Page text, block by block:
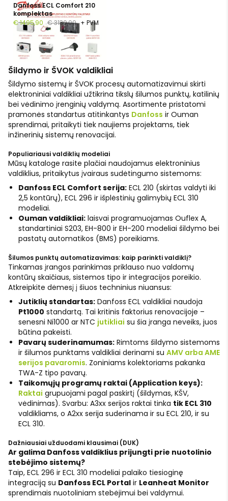
Danfoss ECL Comfort 210
komplektas
€ 1495,90 € 3130,00 + PVM
Šildymo ir ŠVOK valdikliai
Šildymo sistemų ir ŠVOK procesų automatizavimui skirti
elektroniniai valdikliai užtikrina tikslų šilumos punktų, katilinių
bei vėdinimo įrenginių valdymą. Asortimente pristatomi
pramonės standartus atitinkantys Danfoss ir Ouman
sprendimai, pritaikyti tiek naujiems projektams, tiek
inžinerinių sistemų renovacijai.
Populiariausi valdiklių modeliai
Mūsų kataloge rasite plačiai naudojamus elektroninius
valdiklius, pritaikytus įvairaus sudėtingumo sistemoms:
Danfoss ECL Comfort serija: ECL 210 (skirtas valdyti iki
2,5 kontūrų), ECL 296 ir išplėstinių galimybių ECL 310
modeliai.
Ouman valdikliai: laisvai programuojamas Ouflex A,
standartiniai S203, EH-800 ir EH-200 modeliai šildymo bei
pastatų automatikos (BMS) poreikiams.
Šilumos punktų automatizavimas: kaip parinkti valdiklį?
Tinkamas įrangos parinkimas priklauso nuo valdomų
kontūrų skaičiaus, sistemos tipo ir integracijos poreikio.
Atkreipkite dėmesį į šiuos techninius niuansus:
Jutiklių standartas: Danfoss ECL valdikliai naudoja
Pt1000 standartą. Tai kritinis faktorius renovacijoje –
senesni Ni1000 ar NTC jutikliai su šia įranga neveiks, juos
būtina pakeisti.
Pavarų suderinamumas: Rimtoms šildymo sistemoms
ir šilumos punktams valdikliai derinami su AMV arba AME
serijos pavaromis. Zoniniams kolektoriams pakanka
TWA-Z tipo pavarų.
Taikomųjų programų raktai (Application keys):
Raktai grupuojami pagal paskirtį (šildymas, KŠV,
vėdinimas). Svarbu: A3xx serijos raktai tinka tik ECL 310
valdikliams, o A2xx serija suderinama ir su ECL 210, ir su
ECL 310.
Dažniausiai užduodami klausimai (DUK)
Ar galima Danfoss valdiklius prijungti prie nuotolinio
stebėjimo sistemų?
Taip, ECL 296 ir ECL 310 modeliai palaiko tiesioginę
integraciją su Danfoss ECL Portal ir Leanheat Monitor
sprendimais nuotoliniam stebėjimui bei valdymui.